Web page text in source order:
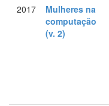
2017
Mulheres na
computação
(v. 2)